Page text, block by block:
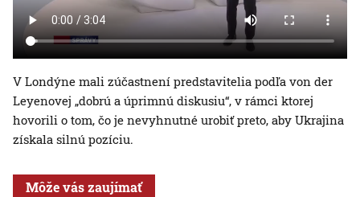
V Londýne mali zúčastnení predstavitelia podľa von der
Leyenovej „dobrú a úprimnú diskusiu“, v rámci ktorej
hovorili o tom, čo je nevyhnutné urobiť preto, aby Ukrajina
získala silnú pozíciu.
Môže vás zaujímať